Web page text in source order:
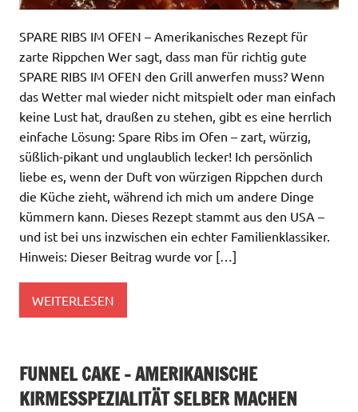
SPARE RIBS IM OFEN – Amerikanisches Rezept für
zarte Rippchen Wer sagt, dass man für richtig gute
SPARE RIBS IM OFEN den Grill anwerfen muss? Wenn
das Wetter mal wieder nicht mitspielt oder man einfach
keine Lust hat, draußen zu stehen, gibt es eine herrlich
einfache Lösung: Spare Ribs im Ofen – zart, würzig,
süßlich-pikant und unglaublich lecker! Ich persönlich
liebe es, wenn der Duft von würzigen Rippchen durch
die Küche zieht, während ich mich um andere Dinge
kümmern kann. Dieses Rezept stammt aus den USA –
und ist bei uns inzwischen ein echter Familienklassiker.
Hinweis: Dieser Beitrag wurde vor […]
WEITERLESEN
FUNNEL CAKE – AMERIKANISCHE
KIRMESSPEZIALITÄT SELBER MACHEN